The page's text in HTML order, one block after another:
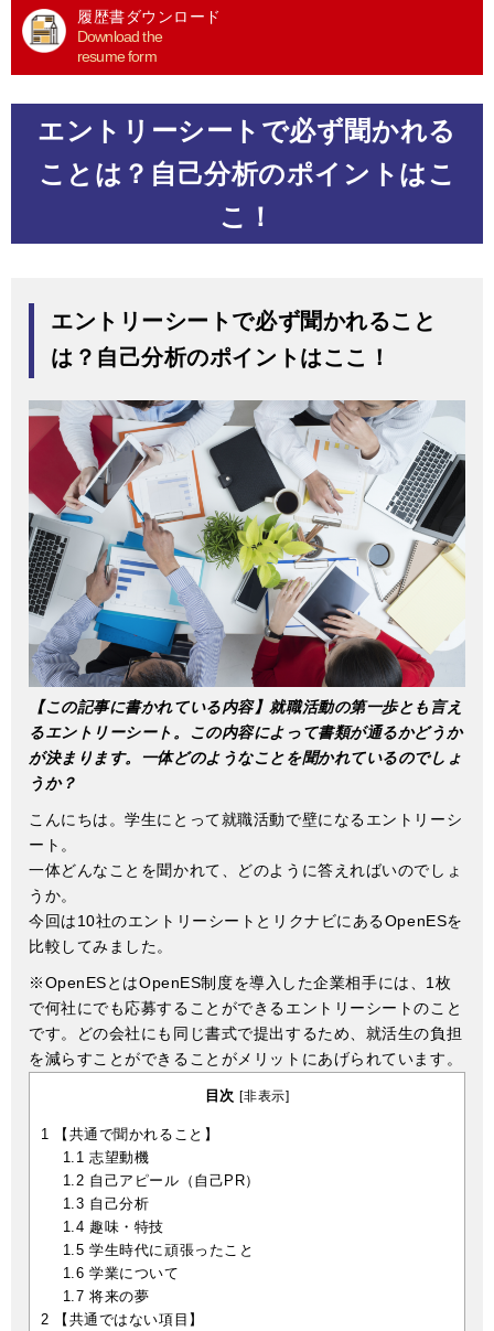
履歴書ダウンロード
Download the
resume form
エントリーシートで必ず聞かれる
ことは？自己分析のポイントはこ
こ！
エントリーシートで必ず聞かれること
は？自己分析のポイントはここ！
【この記事に書かれている内容】就職活動の第一歩とも言え
るエントリーシート。この内容によって書類が通るかどうか
が決まります。一体どのようなことを聞かれているのでしょ
うか？
こんにちは。学生にとって就職活動で壁になるエントリーシ
ート。
一体どんなことを聞かれて、どのように答えればいのでしょ
うか。
今回は10社のエントリーシートとリクナビにあるOpenESを
比較してみました。
※OpenESとはOpenES制度を導入した企業相手には、1枚
で何社にでも応募することができるエントリーシートのこと
です。どの会社にも同じ書式で提出するため、就活生の負担
を減らすことができることがメリットにあげられています。
目次 [非表示]
1
【共通で聞かれること】
1.1 志望動機
1.2 自己アピール（自己PR）
1.3 自己分析
1.4 趣味・特技
1.5 学生時代に頑張ったこと
1.6 学業について
1.7 将来の夢
2 【共通ではない項目】